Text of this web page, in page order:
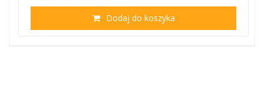
Dodaj do koszyka